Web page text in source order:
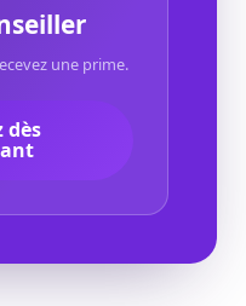
une prime.
dès